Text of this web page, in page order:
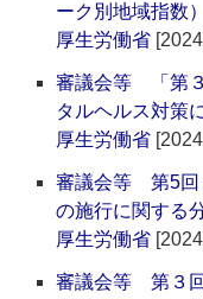
ーク別地域指数
厚生労働省
審議会等 「第
タルヘルス対策
厚生労働省
審議会等 第5回
の施行に関する
厚生労働省
審議会等 第３